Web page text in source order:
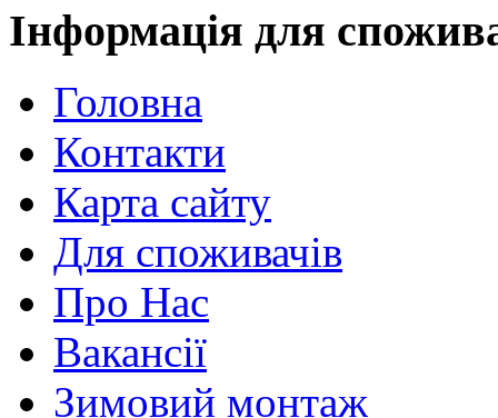
Інформація для
Головна
Контакти
Карта сайту
Для споживачів
Про Нас
Вакансії
Зимовий монтаж